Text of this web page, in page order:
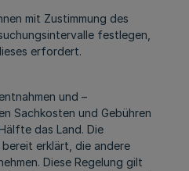
mit Zustimmung des
festlegen,
erfordert.
und –
Sachkosten und Gebühren
das Land. Die
erklärt, die andere
Diese Regelung gilt